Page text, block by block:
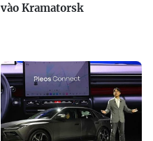
vào Kramatorsk